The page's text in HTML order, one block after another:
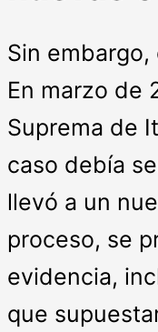
Sin
En marzo de
Suprema de
caso debía
llevó a un
proceso, se
evidencia,
que